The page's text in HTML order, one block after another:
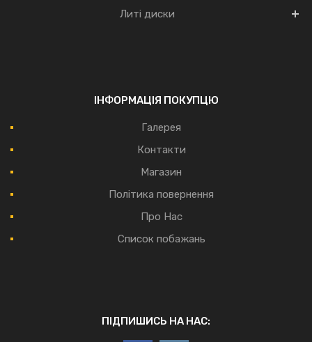
Литі диски
ІНФОРМАЦІЯ ПОКУПЦЮ
Галерея
Контакти
Магазин
Політика повернення
Про Нас
Список побажань
ПІДПИШИСЬ НА НАС: